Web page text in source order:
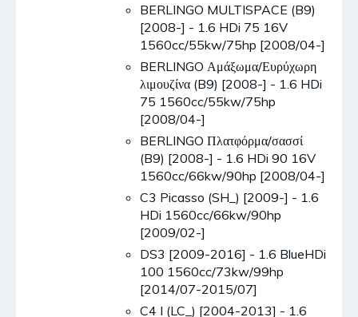
BERLINGO MULTISPACE (B9)
[2008-] - 1.6 HDi 75 16V
1560cc/55kw/75hp [2008/04-]
BERLINGO Αμάξωμα/Ευρύχωρη
λιμουζίνα (B9) [2008-] - 1.6 HDi
75 1560cc/55kw/75hp
[2008/04-]
BERLINGO Πλατφόρμα/σασσί
(B9) [2008-] - 1.6 HDi 90 16V
1560cc/66kw/90hp [2008/04-]
C3 Picasso (SH_) [2009-] - 1.6
HDi 1560cc/66kw/90hp
[2009/02-]
DS3 [2009-2016] - 1.6 BlueHDi
100 1560cc/73kw/99hp
[2014/07-2015/07]
C4 I (LC_) [2004-2013] - 1.6